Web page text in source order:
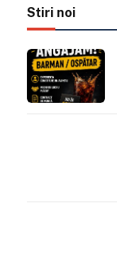
Stiri noi